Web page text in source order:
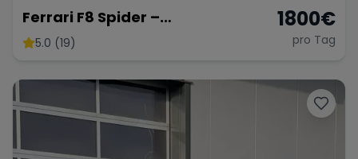
Ferrari F8 Spider –
Atemberaubendes Cabrio
5.0 (19)
1800€
pro Tag